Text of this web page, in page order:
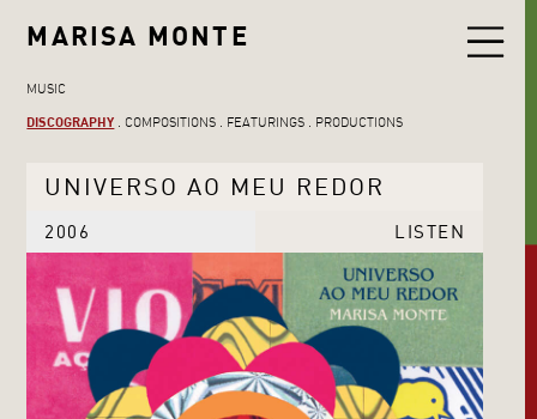
MARISA MONTE
MUSIC
DISCOGRAPHY COMPOSITIONS FEATURINGS PRODUCTIONS
UNIVERSO AO MEU REDOR
LISTEN
2006